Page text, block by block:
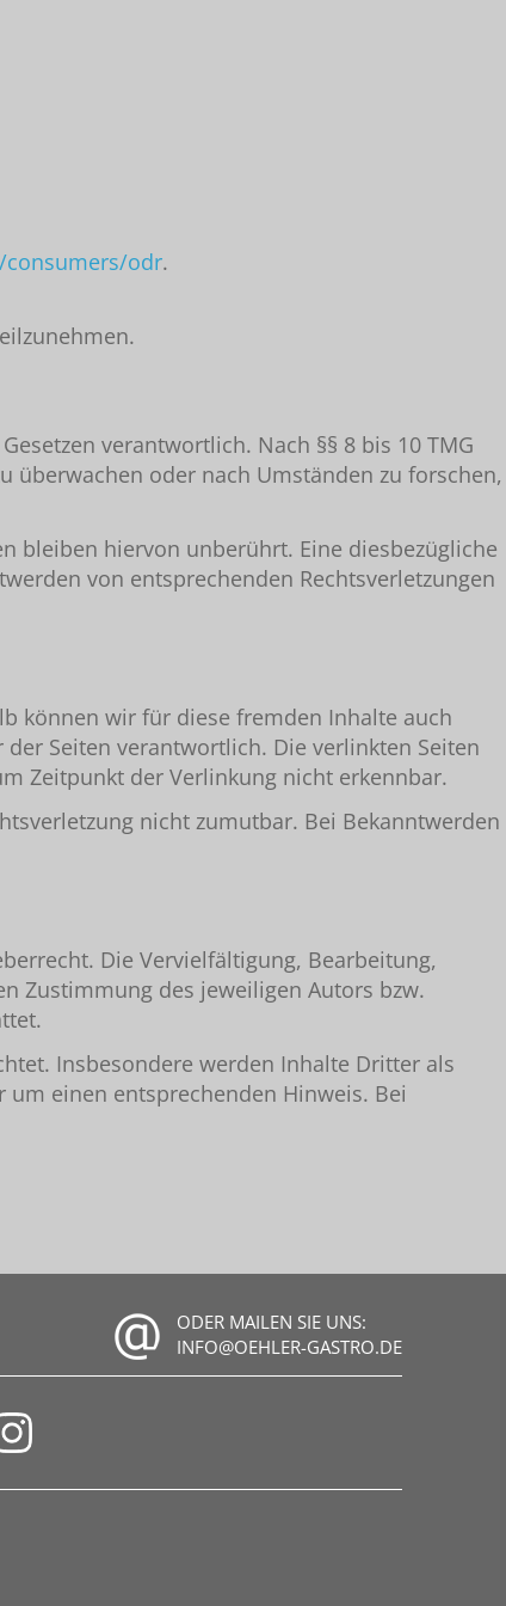
odr.
verantwortlich. Nach §§ 8 bis 10 TMG
oder nach Umständen zu forschen,
bleiben hiervon unberührt. Eine diesbezügliche
von entsprechenden Rechtsverletzungen
können wir für diese fremden Inhalte auch
Seiten verantwortlich. Die verlinkten Seiten
Zeitpunkt der Verlinkung nicht erkennbar.
nicht zumutbar. Bei Bekanntwerden
Die Vervielfältigung, Bearbeitung,
Zustimmung des jeweiligen Autors bzw.
Insbesondere werden Inhalte Dritter als
einen entsprechenden Hinweis. Bei
ODER MAILEN SIE UNS:
INFO@OEHLER-GASTRO.DE